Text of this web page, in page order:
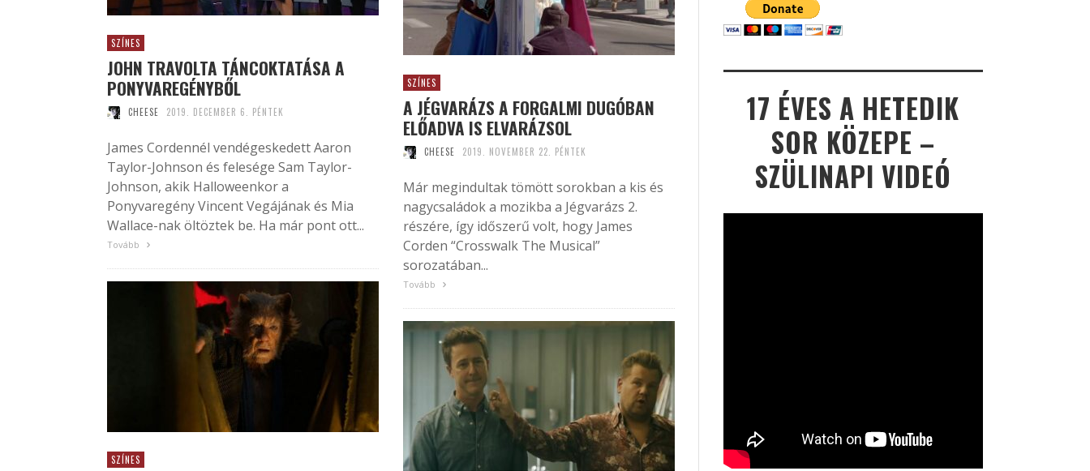
SZÍNES
JOHN TRAVOLTA TÁNCOKTATÁSA A
PONYVAREGÉNYBŐL
CHEESE 2019. DECEMBER 6. PÉNTEK
James Cordennél vendégeskedett Aaron
Taylor-Johnson és felesége Sam Taylor-
Johnson, akik Halloweenkor a
Ponyvaregény Vincent Vegájának és Mia
Wallace-nak öltöztek be. Ha már pont ott...
Tovább
SZÍNES
A JÉGVARÁZS A FORGALMI DUGÓBAN
ELŐADVA IS ELVARÁZSOL
CHEESE 2019. NOVEMBER 22. PÉNTEK
Már megindultak tömött sorokban a kis és
nagycsaládok a mozikba a Jégvarázs 2.
részére, így időszerű volt, hogy James
Corden “Crosswalk The Musical”
sorozatában...
Tovább
SZÍNES
17 ÉVES A HETEDIK
SOR KÖZEPE –
SZÜLINAPI VIDEÓ